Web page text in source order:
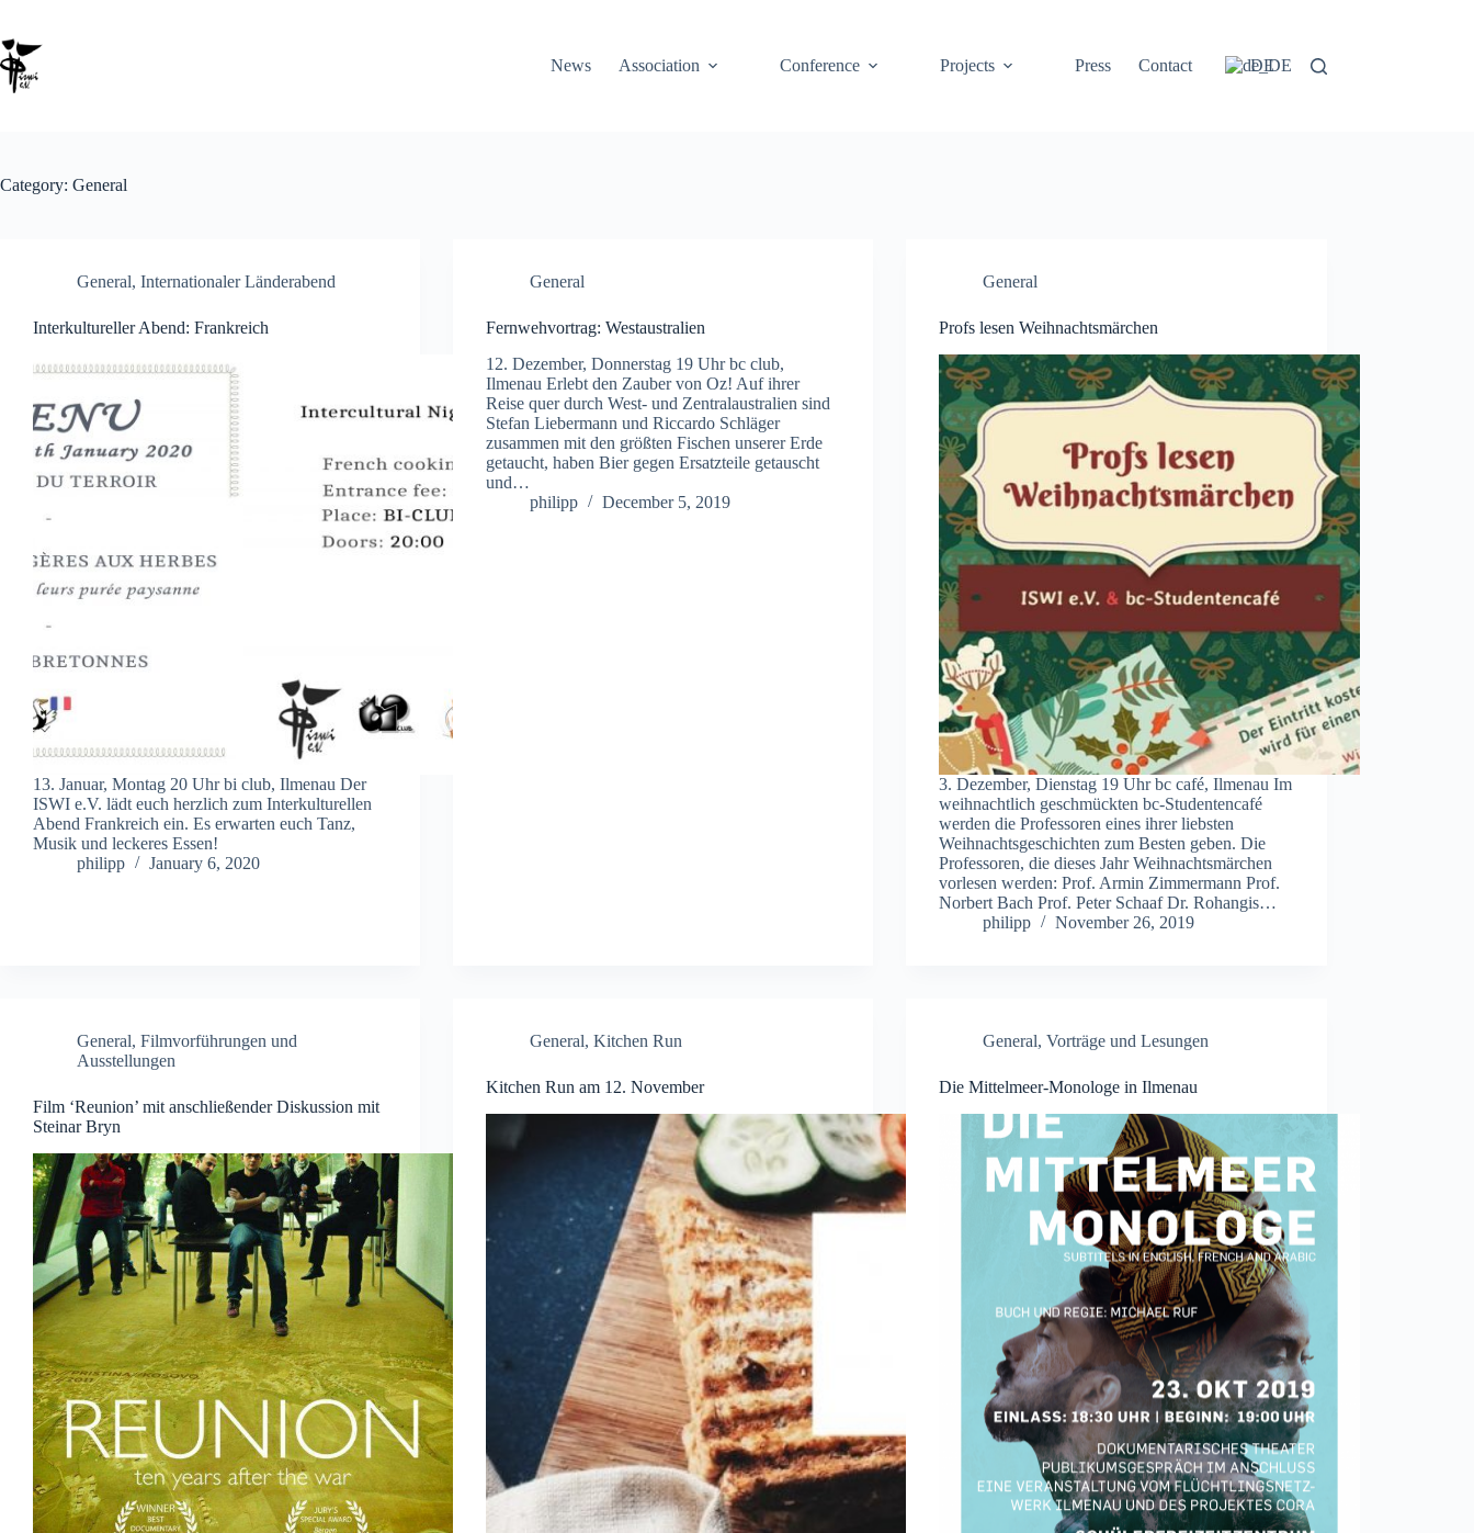
News Association Conference Projects Press Contact DE
Category: General
General, Internationaler Länderabend
Interkultureller Abend: Frankreich
13. Januar, Montag 20 Uhr bi club, Ilmenau Der
ISWI e.V. lädt euch herzlich zum Interkulturellen
Abend Frankreich ein. Es erwarten euch Tanz,
Musik und leckeres Essen!
philipp
January 6, 2020
General
Fernwehvortrag: Westaustralien
12. Dezember, Donnerstag 19 Uhr bc club,
Ilmenau Erlebt den Zauber von Oz! Auf ihrer
Reise quer durch West- und Zentralaustralien sind
Stefan Liebermann und Riccardo Schläger
zusammen mit den größten Fischen unserer Erde
getaucht, haben Bier gegen Ersatzteile getauscht
und…
philipp
December 5, 2019
General
Profs lesen Weihnachtsmärchen
3. Dezember, Dienstag 19 Uhr bc café, Ilmenau Im
weihnachtlich geschmückten bc-Studentencafé
werden die Professoren eines ihrer liebsten
Weihnachtsgeschichten zum Besten geben. Die
Professoren, die dieses Jahr Weihnachtsmärchen
vorlesen werden: Prof. Armin Zimmermann Prof.
Norbert Bach Prof. Peter Schaaf Dr. Rohangis…
philipp
November 26, 2019
General, Filmvorführungen und
Ausstellungen
Film ‘Reunion’ mit anschließender Diskussion mit
Steinar Bryn
General,Kitchen Run
Kitchen Run am 12. November
General,Vorträge und Lesungen
Die Mittelmeer-Monologe in Ilmenau